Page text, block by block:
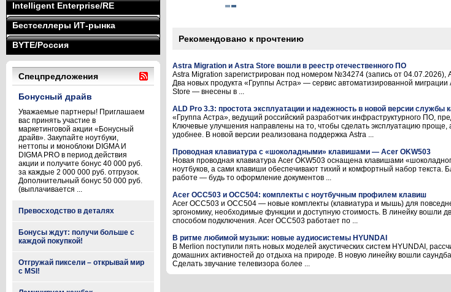
Intelligent Enterprise/RE
Бестселлеры ИТ-рынка
BYTE/Россия
Спецпредложения
Бонусный драйв
Уважаемые партнеры! Приглашаем
вас принять участие в
маркетинговой акции «Бонусный
драйв». Закупайте ноутбуки,
неттопы и моноблоки DIGMA И
DIGMA PRO в период действия
акции и получите бонус 40 000 руб.
за каждые 2 000 000 руб. отгрузок.
Дополнительный бонус 50 000 руб.
(выплачивается ...
Превосходство в деталях
Бонусы ждут: получи больше с
каждой покупкой!
Отгружай пиксели – открывай мир
с MSI!
Рекомендовано к прочтению
Astra Migration и Astra Store вошли в реестр отечественного ПО
Astra Migration зарегистрирован под номером №34274 (запись от
Два новых продукта «Группы Астра» — сервис автоматизированной
Store — внесены в ...
ALD Pro 3.3: простота эксплуатации и надежность в новой версии службы
«Группа Астра», ведущий российский разработчик инфраструктурного ПО,
Ключевые улучшения направлены на то, чтобы сделать эксплуатацию
удобнее. В новой версии реализована поддержка Astra ...
Проводная клавиатура с «шоколадными» клавишами — Acer OKW503
Новая проводная клавиатура Acer OKW503 оснащена клавишами
ноутбуков, а сами клавиши обеспечивают тихий и комфортный набор текста.
работе — будь то оформление документов ...
Acer OCC503 и OCC504: комплекты с ноутбучным профилем клавиш
Acer OCC503 и OCC504 — новые комплекты (клавиатура и мышь) для
эргономику, необходимые функции и доступную стоимость. В линейку вошли
способом подключения. Acer OCC503 работает по ...
В ритме любимой музыки: новые аудиосистемы HYUNDAI
В Merlion поступили пять новых моделей акустических систем HYUNDAI,
домашних активностей до отдыха на природе. В новую линейку вошли
Сделать звучание телевизора более ...